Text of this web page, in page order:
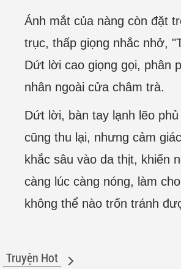
Ánh mắt của nàng còn đặt
trục, thấp giọng nhắc nhở,
Dứt lời cao giọng gọi, phân
nhân ngoài cửa châm trà.
Dứt lời, bàn tay lạnh lẽo
cũng thu lại, nhưng cảm
khắc sâu vào da thịt, khiến
càng lúc càng nóng, làm
không thể nào trốn tránh
Truyện Hot